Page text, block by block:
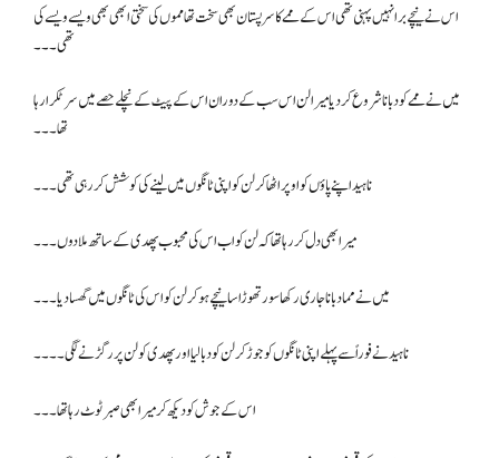
اس نے نیچے برا نہیں پہنی تھی اس کے ممے کا سرپستان بھی سخت تھا مموں کی سختی ابھی بھی ویسے ویسے کی
تھی۔۔۔
میں نے ممے کو دبانا شروع کر دیا میرا لن اس سب کے دوران اس کے پیٹ کے نچلے حصے میں سر ٹکرا رہا
تھا۔۔۔
ناہید اپنے پاؤں کو اوپر اٹھا کر لن کو اپنی ٹانگوں میں لینے کی کوشش کر رہی تھی۔۔۔
میرا بھی دل کر رہا تھا کہ لن کو اب اس کی محبوب پھدی کے ساتھ ملا دوں۔۔۔
میں نے مما دبانا جاری رکھا سور تھوڑا سا نیچے ہو کر لن کو اس کی ٹانگوں میں گھسا دیا۔۔۔
ناہید نے فوراً سے پہلے اپنی ٹانگوں کو جوڑ کر لن کو دبا لیا اور پھدی کو لن پر رگڑنے لگی۔۔۔۔
اس کے جوش کو دیکھ کر میرا بھی صبر ٹوٹ رہا تھا ۔۔۔